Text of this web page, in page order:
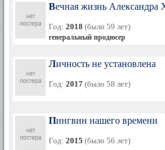
Вечная жизнь Александра
Год: 2018 (было 59 лет)
генеральный продюсер
Личность не установлена
Год: 2017 (было 58 лет)
Пингвин нашего времени
Год: 2015 (было 56 лет)